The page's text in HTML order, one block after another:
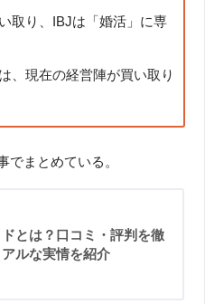
取り、IBJは「婚活」に専
、現在の経営陣が買い取り
でまとめている。
とは？口コミ・評判を徹
ルな実情を紹介